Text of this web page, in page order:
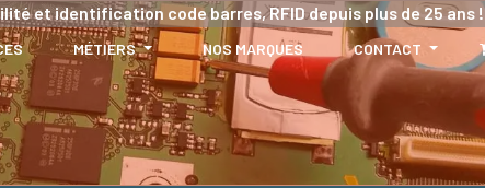
et identification code barres, RFID depuis plus de 25 ans !
MÉTIERS NOS MARQUES CONTACT